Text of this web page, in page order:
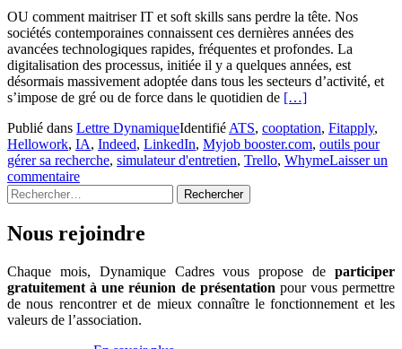
OU comment maitriser IT et soft skills sans perdre la tête. Nos
sociétés contemporaines connaissent ces dernières années des
avancées technologiques rapides, fréquentes et profondes. La
digitalisation des processus, initiée il y a quelques années, est
désormais massivement adoptée dans tous les secteurs d’activité, et
s’impose de gré ou de force dans le quotidien de En
plus
surUtiliser
l’innovation
[…]
Publié dans Lettre DynamiqueIdentifié ATS, cooptation, Fitapply,
Hellowork, IA, Indeed, LinkedIn, Myjob booster.com, outils pour
gérer sa recherche, simulateur d'entretien, Trello, WhymeLaisser un
commentaire
Rechercher :
Nous rejoindre
Chaque mois, Dynamique Cadres vous propose de participer
gratuitement à une réunion de présentation pour vous permettre
de nous rencontrer et de mieux connaître le fonctionnement et les
valeurs de l’association.